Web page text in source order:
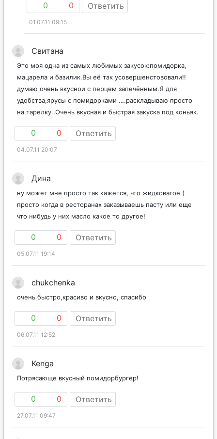
0 0 Ответить
01.07.11 09:15
Свитана
Это моя одна из самых любимых закусок:помидорка,
мацарела и базилик.Вы её так усовершенстововали!!
думаю очень вкуснои с перцем запечённым.Я для
удобства,ярусы с помидорками ….раскладываю просто
на тарелку..Очень вкусная и быстрая закуска под коньяк.
0 0 Ответить
04.07.11 20:07
Дина
ну может мне просто так кажется, что жидковатое (
просто когда в ресторанах заказываешь пасту или еще
что нибудь у них масло какое то другое!
0 0 Ответить
05.07.11 19:14
chukchenka
очень быстро,красиво и вкусно, спасибо
0 0 Ответить
06.07.11 12:52
Kenga
Потрясающе вкусный помидорбургер!
0 0 Ответить
27.07.11 09:47